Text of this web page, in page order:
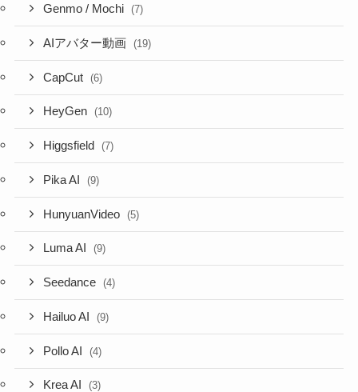
Genmo / Mochi (7)
AIアバター動画 (19)
CapCut (6)
HeyGen (10)
Higgsfield (7)
Pika AI (9)
HunyuanVideo (5)
Luma AI (9)
Seedance (4)
Hailuo AI (9)
Pollo AI (4)
Krea AI (3)